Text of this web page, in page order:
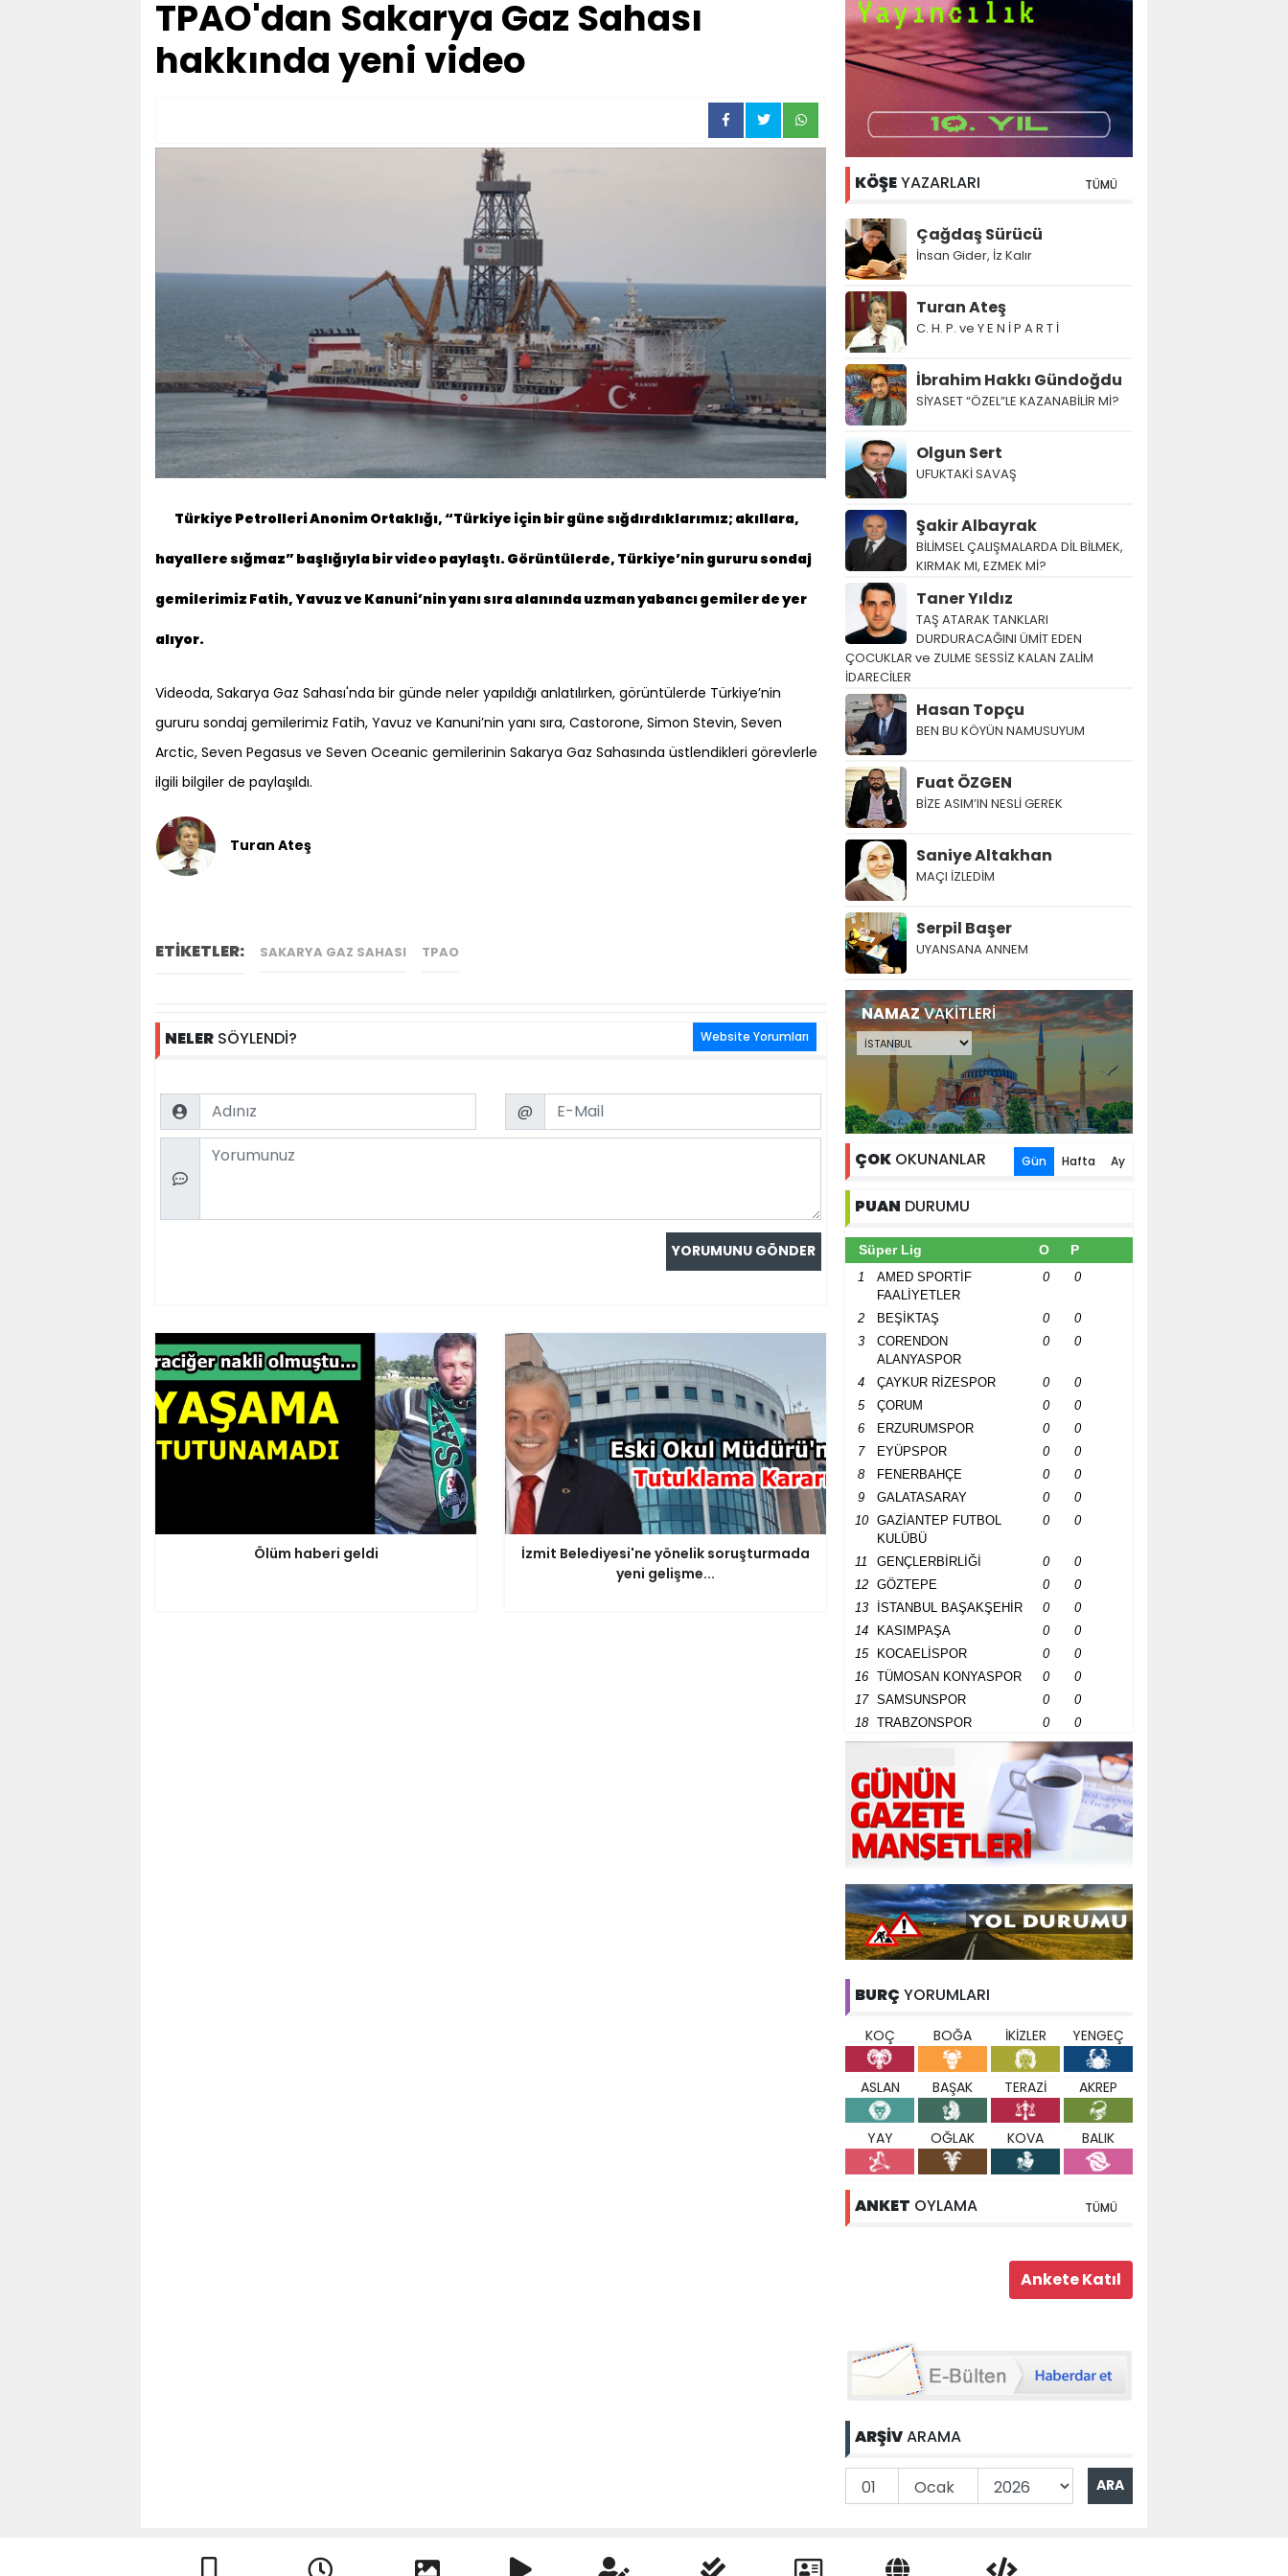
TPAO'dan Sakarya Gaz Sahası
hakkında yeni video
Türkiye Petrolleri Anonim Ortaklığı, “Türkiye için bir güne sığdırdıklarımız; akıllara,
hayallere sığmaz” başlığıyla bir video paylaştı. Görüntülerde, Türkiye’nin gururu sondaj
gemilerimiz Fatih, Yavuz ve Kanuni’nin yanı sıra alanında uzman yabancı gemiler de yer
alıyor.
Videoda, Sakarya Gaz Sahası'nda bir günde neler yapıldığı anlatılırken, görüntülerde Türkiye’nin
gururu sondaj gemilerimiz Fatih, Yavuz ve Kanuni’nin yanı sıra, Castorone, Simon Stevin, Seven
Arctic, Seven Pegasus ve Seven Oceanic gemilerinin Sakarya Gaz Sahasında üstlendikleri görevlerle
ilgili bilgiler de paylaşıldı.
Turan Ateş
ETİKETLER: SAKARYA GAZ SAHASI TPAO
NELER SÖYLENDİ? Website Yorumları
Name Email
@
Comment
Ölüm haberi geldi
İzmit Belediyesi'ne yönelik soruşturmada
yeni gelişme...
KÖŞEYAZARLARI TÜMÜ
Çağdaş Sürücü
İnsan Gider, İz Kalır
Turan Ateş
C. H. P. ve Y E N İ P A R T İ
İbrahim Hakkı Gündoğdu
SİYASET “ÖZEL”LE KAZANABİLİR Mİ?
Olgun Sert
UFUKTAKİ SAVAŞ
Şakir Albayrak
BİLİMSEL ÇALIŞMALARDA DİL BİLMEK,
KIRMAK MI, EZMEK Mİ?
Taner Yıldız
TAŞ ATARAK TANKLARI
DURDURACAĞINI ÜMİT EDEN
ÇOCUKLAR ve ZULME SESSİZ KALAN ZALİM
İDARECİLER
Hasan Topçu
BEN BU KÖYÜN NAMUSUYUM
Fuat ÖZGEN
BİZE ASIM’IN NESLİ GEREK
Saniye Altakhan
MAÇI İZLEDİM
Serpil Başer
UYANSANA ANNEM
NAMAZVAKİTLERİ
ÇOK OKUNANLAR Gün Hafta Ay
PUAN DURUMU
Süper Lig O P
1
AMED SPORTİF
FAALİYETLER
0 0
2 BEŞİKTAŞ 0
0
3
CORENDON
ALANYASPOR
0 0
4 ÇAYKUR RİZESPOR 0
0
5
ÇORUM 0
0
6
ERZURUMSPOR 0
0
7
EYÜPSPOR 0
0
8
FENERBAHÇE 0
0
9
GALATASARAY 0
0
10
GAZİANTEP FUTBOL
KULÜBÜ
0 0
11 GENÇLERBİRLİĞİ 0
0
12
GÖZTEPE 0
0
13
İSTANBUL BAŞAKŞEHİR 0
0
14
KASIMPAŞA 0
0
15
KOCAELİSPOR 0
0
16
TÜMOSAN KONYASPOR 0
0
17
SAMSUNSPOR 0
0
18
TRABZONSPOR 0 0
BURÇ YORUMLARI
KOÇ BOĞA İKİZLER YENGEÇ
ASLAN BAŞAK TERAZİ AKREP
YAY OĞLAK KOVA BALIK
ANKET OYLAMA TÜMÜ
ARŞİVARAMA